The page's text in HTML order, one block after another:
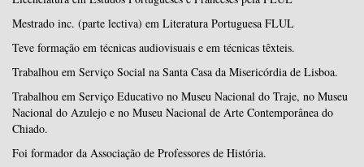
Mestrado inc. (parte lectiva) em Literatura Portuguesa FLUL
Teve formação em técnicas audiovisuais e em técnicas têxteis.
Trabalhou em Serviço Social na Santa Casa da Misericórdia de Lisboa.
Trabalhou em Serviço Educativo no Museu Nacional do Traje, no Museu
Nacional do Azulejo e no Museu Nacional de Arte Contemporânea do
Chiado.
Foi formador da Associação de Professores de História.